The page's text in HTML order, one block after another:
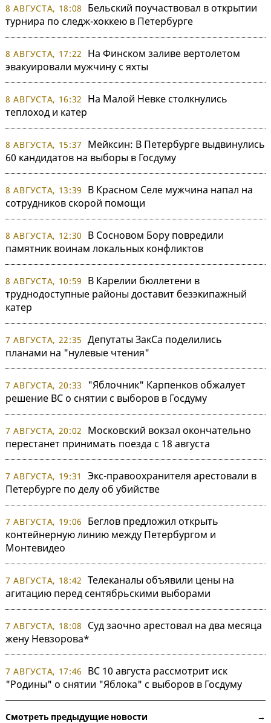
8 АВГУСТА, 18:08
Бельский поучаствовал в открытии
турнира по следж-хоккею в Петербурге
8 АВГУСТА, 17:22
На Финском заливе вертолетом
эвакуировали мужчину с яхты
8 АВГУСТА, 16:32
На Малой Невке столкнулись
теплоход и катер
8 АВГУСТА, 15:37
Мейксин: В Петербурге выдвинулись
60 кандидатов на выборы в Госдуму
8 АВГУСТА, 13:39
В Красном Селе мужчина напал на
сотрудников скорой помощи
8 АВГУСТА, 12:30
В Сосновом Бору повредили
памятник воинам локальных конфликтов
8 АВГУСТА, 10:59
В Карелии бюллетени в
труднодоступные районы доставит безэкипажный
катер
7 АВГУСТА, 22:35 Депутаты ЗакСа поделились
планами на "нулевые чтения"
7 АВГУСТА, 20:33
"Яблочник" Карпенков обжалует
решение ВС о снятии с выборов в Госдуму
7 АВГУСТА, 20:02
Московский вокзал окончательно
перестанет принимать поезда с 18 августа
7 АВГУСТА, 19:31
Экс-правоохранителя арестовали в
Петербурге по делу об убийстве
7 АВГУСТА, 19:06
Беглов предложил открыть
контейнерную линию между Петербургом и
Монтевидео
7 АВГУСТА, 18:42 Телеканалы объявили цены на
агитацию перед сентябрьскими выборами
7 АВГУСТА, 18:08
Суд заочно арестовал на два месяца
жену Невзорова*
7 АВГУСТА, 17:46
ВС 10 августа рассмотрит иск
"Родины" о снятии "Яблока" с выборов в Госдуму
Смотреть предыдущие новости →